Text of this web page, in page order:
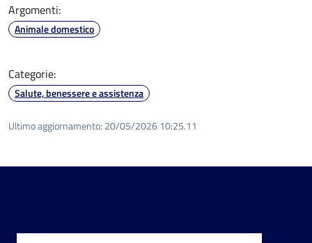
Argomenti:
Animale domestico
Categorie:
Salute, benessere e assistenza
Ultimo aggiornamento: 20/05/2026 10:25.11